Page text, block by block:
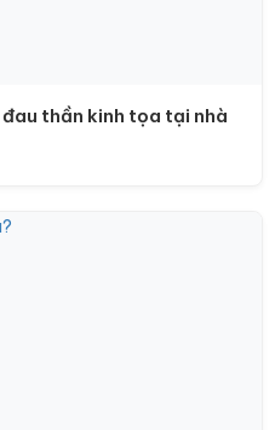
thần kinh tọa tại nhà